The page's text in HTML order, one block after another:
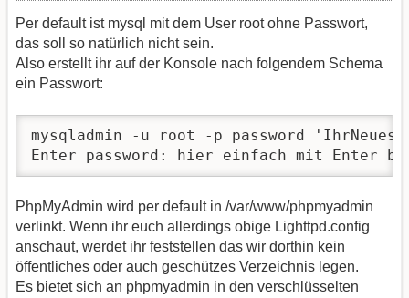
Per default ist mysql mit dem User root ohne Passwort,
das soll so natürlich nicht sein.
Also erstellt ihr auf der Konsole nach folgendem Schema
ein Passwort:
mysqladmin -u root -p password
Enter password: hier einfach mit Enter
PhpMyAdmin wird per default in /var/www/phpmyadmin
verlinkt. Wenn ihr euch allerdings obige Lighttpd.config
anschaut, werdet ihr feststellen das wir dorthin kein
öffentliches oder auch geschützes Verzeichnis legen.
Es bietet sich an phpmyadmin in den verschlüsselten